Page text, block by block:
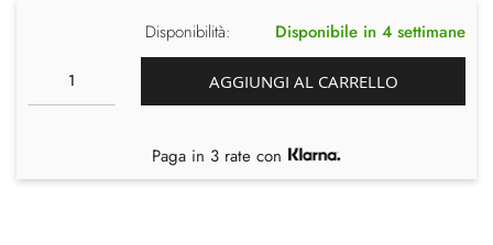
Disponibilità: Disponibile in 4 settimane
AGGIUNGI AL CARRELLO
Paga in 3 rate con